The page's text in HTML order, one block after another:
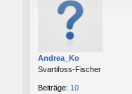
Andrea_Ko
Svartifoss-Fischer
Beiträge: 10